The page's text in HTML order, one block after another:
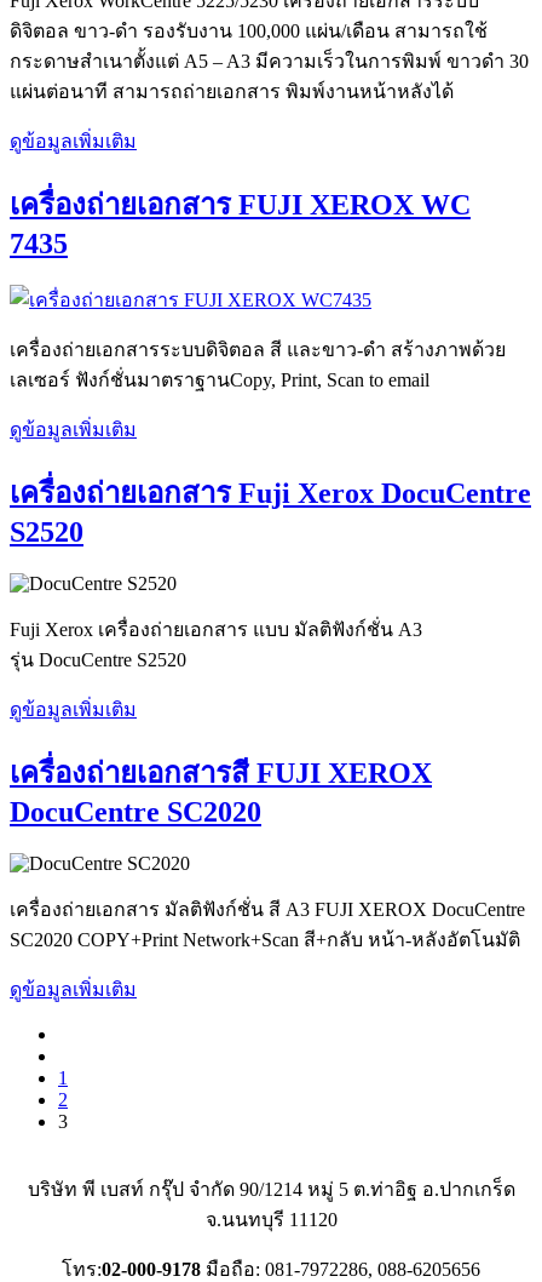
ดิจิตอล ขาว-ดำ รองรับงาน 100,000 แผ่น/เดือน สามารถใช้
กระดาษสำเนาตั้งแต่ A5 – A3 มีความเร็วในการพิมพ์ ขาวดำ 30
แผ่นต่อนาที สามารถถ่ายเอกสาร พิมพ์งานหน้าหลังได้
ดูข้อมูลเพิ่มเติม
เครื่องถ่ายเอกสาร FUJI XEROX WC
7435
เครื่องถ่ายเอกสารระบบดิจิตอล สี และขาว-ดำ สร้างภาพด้วย
เลเซอร์ ฟังก์ชั่นมาตราฐานCopy, Print, Scan to email
ดูข้อมูลเพิ่มเติม
เครื่องถ่ายเอกสาร Fuji Xerox DocuCentre
S2520
Fuji Xerox เครื่องถ่ายเอกสาร แบบ มัลติฟังก์ชั่น A3
รุ่น DocuCentre S2520
ดูข้อมูลเพิ่มเติม
เครื่องถ่ายเอกสารสี FUJI XEROX
DocuCentre SC2020
เครื่องถ่ายเอกสาร มัลติฟังก์ชั่น สี A3 FUJI XEROX DocuCentre
SC2020 COPY+Print Network+Scan สี+กลับ หน้า-หลังอัตโนมัติ
ดูข้อมูลเพิ่มเติม
1
2
3
บริษัท พี เบสท์ กรุ๊ป จำกัด 90/1214 หมู่ 5 ต.ท่าอิฐ อ.ปากเกร็ด
จ.นนทบุรี 11120
โทร:02-000-9178 มือถือ: 081‐7972286, 088‐6205656